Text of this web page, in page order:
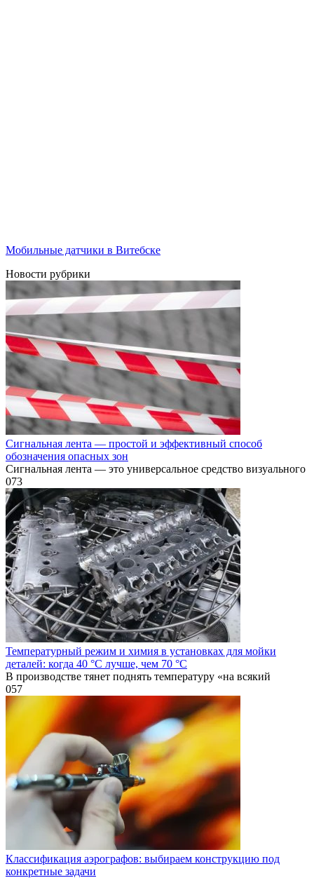
Мобильные датчики в Витебске
Новости рубрики
Сигнальная лента — простой и эффективный способ
обозначения опасных зон
Сигнальная лента — это универсальное средство визуального
073
Температурный режим и химия в установках для мойки
деталей: когда 40 °C лучше, чем 70 °C
В производстве тянет поднять температуру «на всякий
057
Классификация аэрографов: выбираем конструкцию под
конкретные задачи